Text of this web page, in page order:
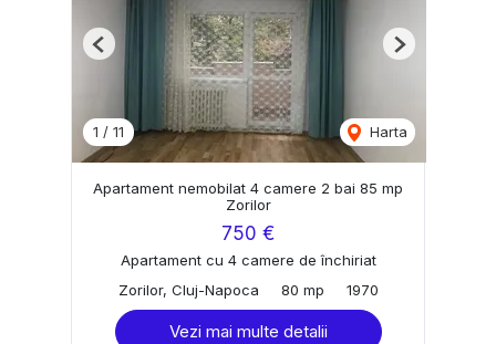
1 / 11 Harta
Previous Next
Apartament nemobilat 4 camere 2 bai 85 mp
Zorilor
750 €
Apartament cu 4 camere de închiriat
Zorilor, Cluj-Napoca
80 mp 1970
Vezi mai multe detalii